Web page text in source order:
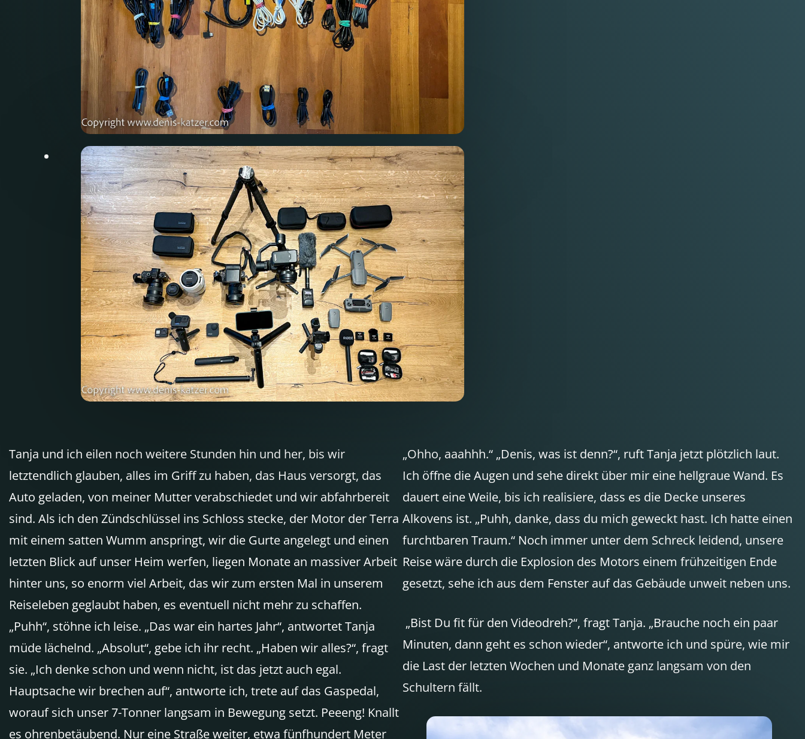
Tanja und ich eilen noch weitere Stunden hin und her, bis wir
letztendlich glauben, alles im Griff zu haben, das Haus versorgt, das
Auto geladen, von meiner Mutter verabschiedet und wir abfahrbereit
sind. Als ich den Zündschlüssel ins Schloss stecke, der Motor der Terra
mit einem satten Wumm anspringt, wir die Gurte angelegt und einen
letzten Blick auf unser Heim werfen, liegen Monate an massiver Arbeit
hinter uns, so enorm viel Arbeit, das wir zum ersten Mal in unserem
Reiseleben geglaubt haben, es eventuell nicht mehr zu schaffen.
„Puhh“, stöhne ich leise. „Das war ein hartes Jahr“, antwortet Tanja
müde lächelnd. „Absolut“, gebe ich ihr recht. „Haben wir alles?“, fragt
sie. „Ich denke schon und wenn nicht, ist das jetzt auch egal.
Hauptsache wir brechen auf“, antworte ich, trete auf das Gaspedal,
worauf sich unser 7-Tonner langsam in Bewegung setzt. Peeeng! Knallt
es ohrenbetäubend. Nur eine Straße weiter, etwa fünfhundert Meter
„Ohho, aaahhh.“ „Denis, was ist denn?“, ruft Tanja jetzt plötzlich laut.
Ich öffne die Augen und sehe direkt über mir eine hellgraue Wand. Es
dauert eine Weile, bis ich realisiere, dass es die Decke unseres
Alkovens ist. „Puhh, danke, dass du mich geweckt hast. Ich hatte einen
furchtbaren Traum.“ Noch immer unter dem Schreck leidend, unsere
Reise wäre durch die Explosion des Motors einem frühzeitigen Ende
gesetzt, sehe ich aus dem Fenster auf das Gebäude unweit neben uns.
„Bist Du fit für den Videodreh?“, fragt Tanja. „Brauche noch ein paar
Minuten, dann geht es schon wieder“, antworte ich und spüre, wie mir
die Last der letzten Wochen und Monate ganz langsam von den
Schultern fällt.